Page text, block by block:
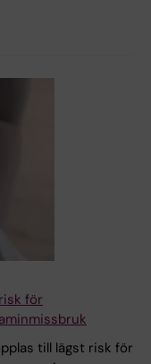
för
till lägst risk för